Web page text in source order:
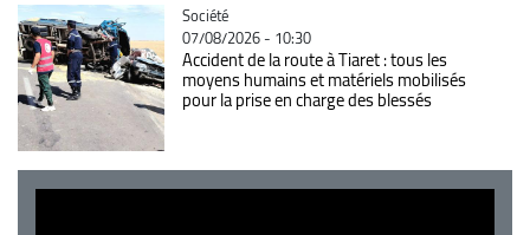
Catégorie
Société
07/08/2026 - 10:30
Accident de la route à Tiaret : tous les
moyens humains et matériels mobilisés
pour la prise en charge des blessés